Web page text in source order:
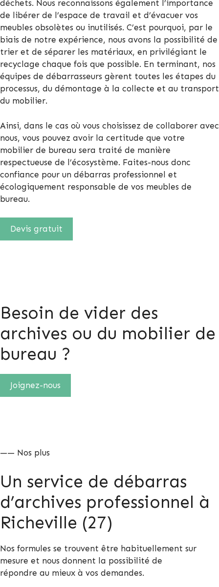
déchets. Nous reconnaissons également l’importance
de libérer de l’espace de travail et d’évacuer vos
meubles obsolètes ou inutilisés. C’est pourquoi, par le
biais de notre expérience, nous avons la possibilité de
trier et de séparer les matériaux, en privilégiant le
recyclage chaque fois que possible. En terminant, nos
équipes de débarrasseurs gèrent toutes les étapes du
processus, du démontage à la collecte et au transport
du mobilier.
Ainsi, dans le cas où vous choisissez de collaborer avec
nous, vous pouvez avoir la certitude que votre
mobilier de bureau sera traité de manière
respectueuse de l’écosystème. Faites-nous donc
confiance pour un débarras professionnel et
écologiquement responsable de vos meubles de
bureau.
Devis gratuit
Besoin de vider des
archives ou du mobilier de
bureau ?
Joignez-nous
—— Nos plus
Un service de débarras
d’archives professionnel à
Richeville (27)
Nos formules se trouvent être habituellement sur
mesure et nous donnent la possibilité de
répondre au mieux à vos demandes.